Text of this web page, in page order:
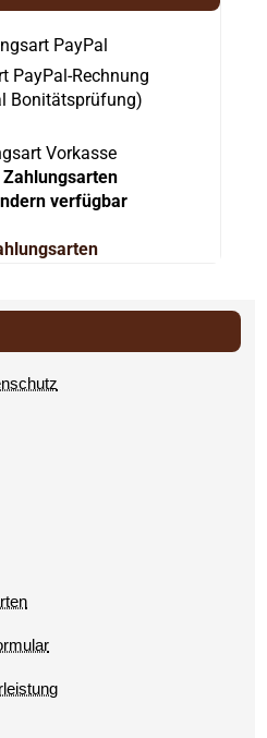
Bonitätsprüfung)
verfügbar